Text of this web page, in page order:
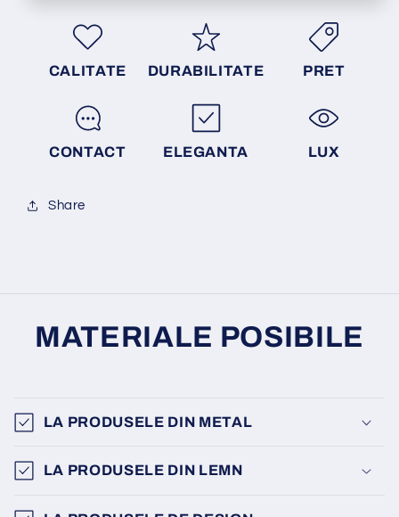
CALITATE DURABILITATE PRET
CONTACT ELEGANTA LUX
Share
MATERIALE POSIBILE
LA PRODUSELE DIN METAL
LA PRODUSELE DIN LEMN